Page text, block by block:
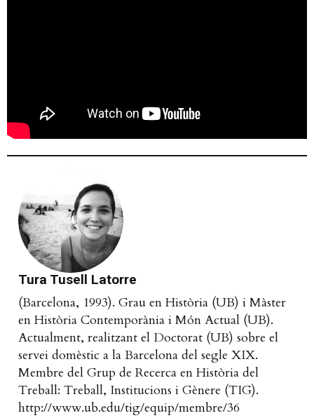
Tura Tusell Latorre
(Barcelona, 1993). Grau en Història (UB) i Màster
en Història Contemporània i Món Actual (UB).
Actualment, realitzant el Doctorat (UB) sobre el
servei domèstic a la Barcelona del segle XIX.
Membre del Grup de Recerca en Història del
Treball: Treball, Institucions i Gènere (TIG).
http://www.ub.edu/tig/equip/membre/36